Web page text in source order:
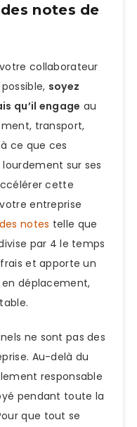
notes de
collaborateur
soyez
qu’il engage au
transport,
ce que ces
sur ses
cette
entreprise
notes telle que
par 4 le temps
et apporte un
déplacement,
ne sont pas des
Au-delà du
responsable
pendant toute la
que tout se